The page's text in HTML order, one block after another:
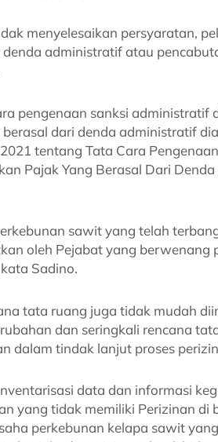
menyelesaikan persyaratan,
administratif atau
pengenaan sanksi administratif
dari denda administratif
tentang Tata Cara
Pajak Yang Berasal Dari
sawit yang telah
oleh Pejabat yang berwenang
Sadino.
tata ruang juga tidak mudah
dan seringkali rencana
dalam tindak lanjut proses
data dan informasi
yang tidak memiliki Perizinan di
perkebunan kelapa sawit